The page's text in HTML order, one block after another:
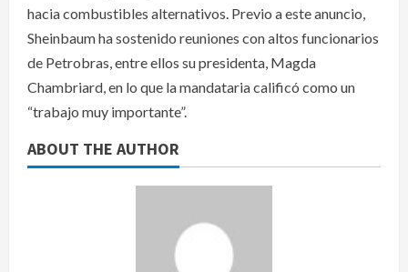
hacia combustibles alternativos. Previo a este anuncio,
Sheinbaum ha sostenido reuniones con altos funcionarios
de Petrobras, entre ellos su presidenta, Magda
Chambriard, en lo que la mandataria calificó como un
“trabajo muy importante”.
ABOUT THE AUTHOR